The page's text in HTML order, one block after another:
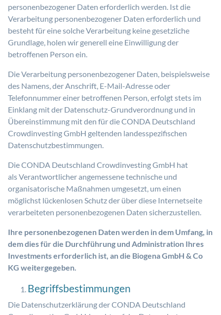
personenbezogener Daten erforderlich werden. Ist die
Verarbeitung personenbezogener Daten erforderlich und
besteht für eine solche Verarbeitung keine gesetzliche
Grundlage, holen wir generell eine Einwilligung der
betroffenen Person ein.
Die Verarbeitung personenbezogener Daten, beispielsweise
des Namens, der Anschrift, E-Mail-Adresse oder
Telefonnummer einer betroffenen Person, erfolgt stets im
Einklang mit der Datenschutz-Grundverordnung und in
Übereinstimmung mit den für die CONDA Deutschland
Crowdinvesting GmbH geltenden landesspezifischen
Datenschutzbestimmungen.
Die CONDA Deutschland Crowdinvesting GmbH hat
als Verantwortlicher angemessene technische und
organisatorische Maßnahmen umgesetzt, um einen
möglichst lückenlosen Schutz der über diese Internetseite
verarbeiteten personenbezogenen Daten sicherzustellen.
Ihre personenbezogenen Daten werden in dem Umfang, in
dem dies für die Durchführung und Administration Ihres
Investments erforderlich ist, an die Biogena GmbH & Co
KG weitergegeben.
Begriffsbestimmungen
Die Datenschutzerklärung der CONDA Deutschland